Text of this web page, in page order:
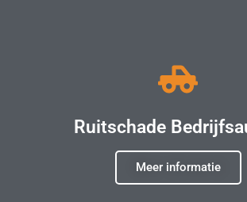
Ruitschade
Meer informatie